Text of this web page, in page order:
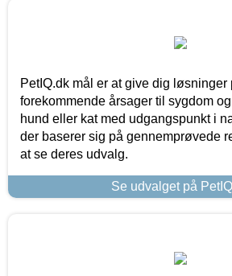
PetIQ.dk mål er at give dig løsninger
forekommende årsager til sygdom
hund eller kat med udgangspunkt i
der baserer sig på gennemprøvede
at se deres udvalg.
Se udvalget på